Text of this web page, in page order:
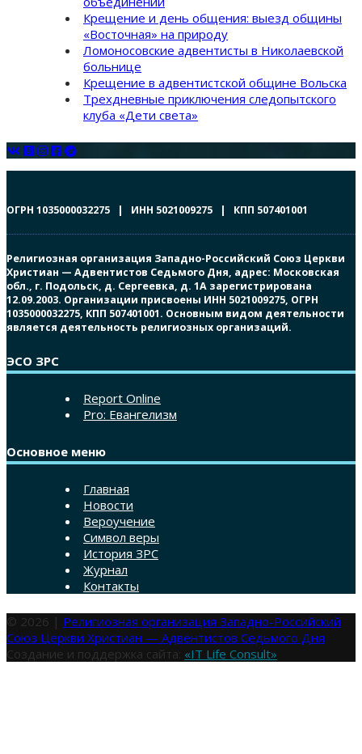
Крещение и день общения: выезд общины
«Восточная» на природу
Ломоносовские адвентисты в Николаевской
больнице
Крещение в адвентистской общине Вольска
Трехдневные приключения следопытского
клуба «Дети света»
ОГРН 1035000032275 | ИНН 5021009275 | КПП 507401001
Религиозная организация Западно-Российский Союз Церкви
Христиан — Адвентистов Седьмого Дня, адрес: Московская
обл., г. Подольск, д. Сергеевка, д. 1А зарегистрирована
12.09.2003. Организации присвоены ИНН 5021009275, ОГРН
1035000032275, КПП 507401001. Основным видом деятельности
является деятельность религиозных организаций.
ЭСО ЗРС
Report Online
Pro: Евангелизм
Основное меню
Главная
Новости
Вероучение
Символ веры
История ЗРС
Журнал
Контакты
© 2026 | Религиозная организация Западно-Российский
Союз Церкви Христиан — Адвентистов Седьмого Дня
Создание и поддержка сайта: «IT Life Consult»